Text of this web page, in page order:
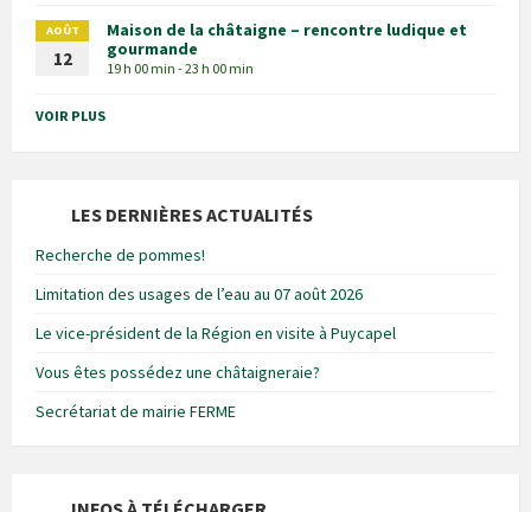
AOÛT
12
Maison de la châtaigne – rencontre ludique et
gourmande
19 h 00 min - 23 h 00 min
VOIR PLUS
LES DERNIÈRES ACTUALITÉS
Recherche de pommes!
Limitation des usages de l’eau au 07 août 2026
Le vice-président de la Région en visite à Puycapel
Vous êtes possédez une châtaigneraie?
Secrétariat de mairie FERME